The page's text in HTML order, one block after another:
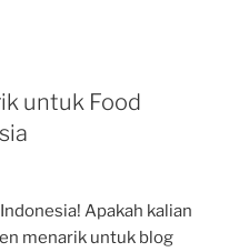
untuk Food
Apakah kalian
menarik untuk blog